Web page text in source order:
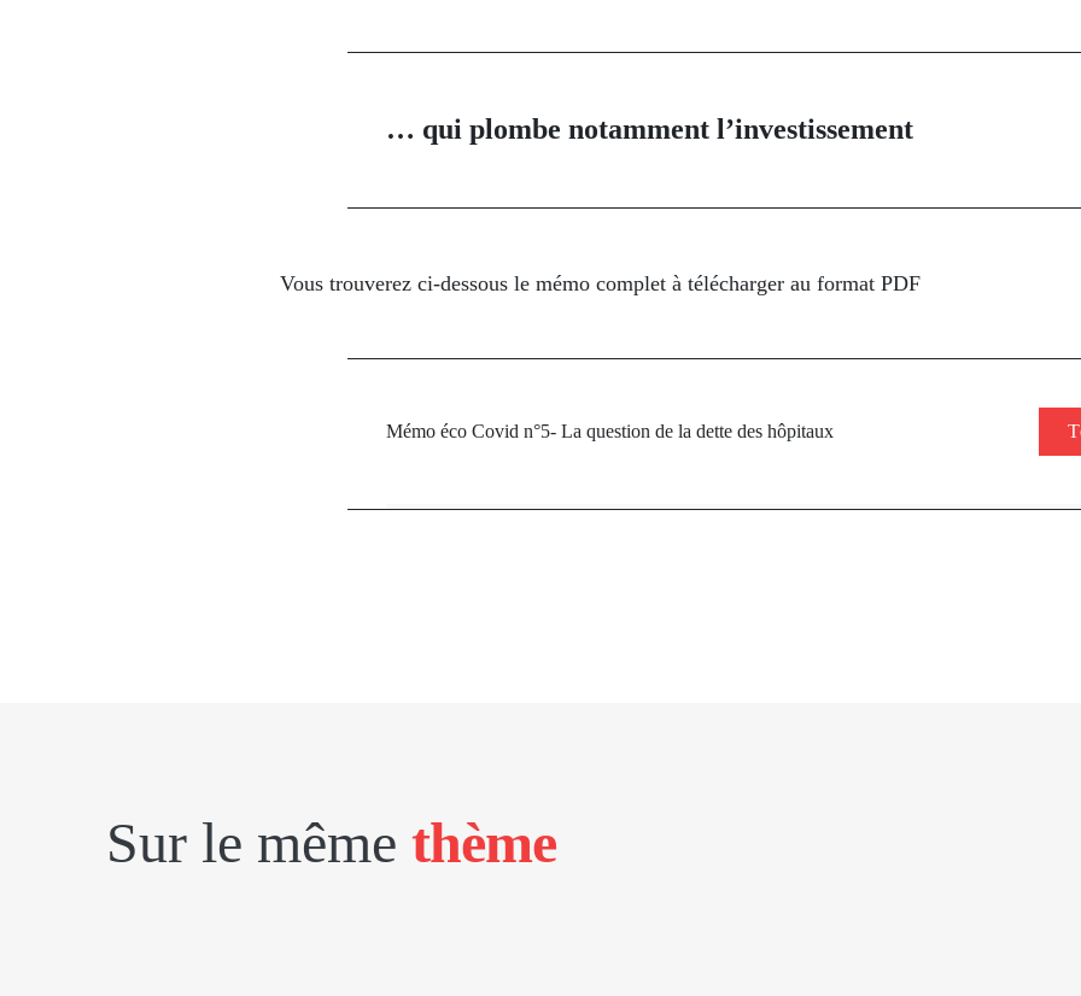
… qui plombe notamment l’investissement
Vous trouverez ci-dessous le mémo complet à télécharger au format PDF
Mémo éco Covid n°5- La question de la dette des hôpitaux
Sur le même thème